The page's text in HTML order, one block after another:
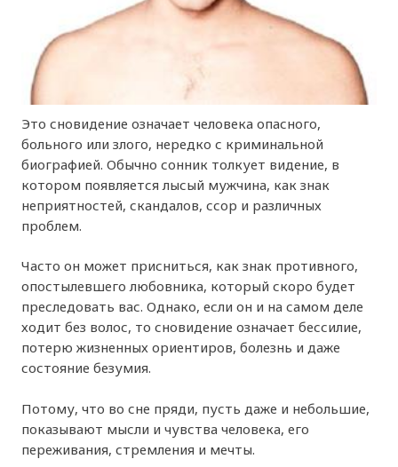
Это сновидение означает человека опасного,
больного или злого, нередко с криминальной
биографией. Обычно сонник толкует видение, в
котором появляется лысый мужчина, как знак
неприятностей, скандалов, ссор и различных
проблем.
Часто он может присниться, как знак противного,
опостылевшего любовника, который скоро будет
преследовать вас. Однако, если он и на самом деле
ходит без волос, то сновидение означает бессилие,
потерю жизненных ориентиров, болезнь и даже
состояние безумия.
Потому, что во сне пряди, пусть даже и небольшие,
показывают мысли и чувства человека, его
переживания, стремления и мечты.